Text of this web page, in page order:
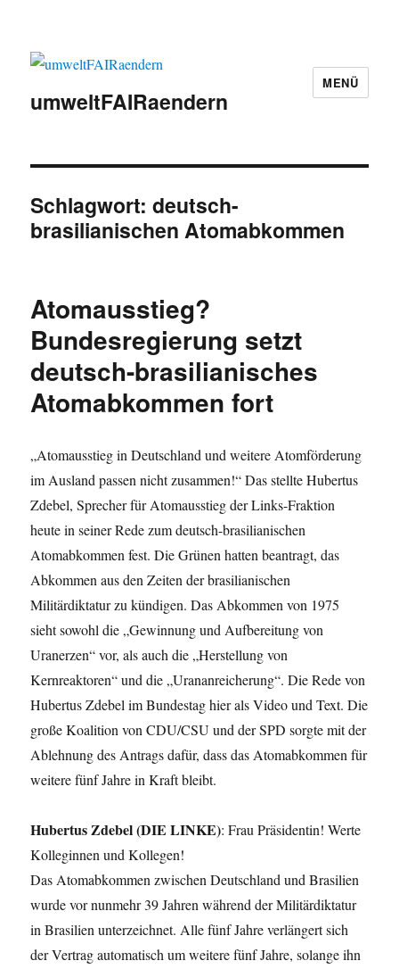
umweltFAIRaendern
MENÜ
Schlagwort:deutsch-
brasilianischen Atomabkommen
Atomausstieg?
Bundesregierung setzt
deutsch-brasilianisches
Atomabkommen fort
„Atomausstieg in Deutschland und weitere Atomförderung
im Ausland passen nicht zusammen!“ Das stellte Hubertus
Zdebel, Sprecher für Atomausstieg der Links-Fraktion
heute in seiner Rede zum deutsch-brasilianischen
Atomabkommen fest. Die Grünen hatten beantragt, das
Abkommen aus den Zeiten der brasilianischen
Militärdiktatur zu kündigen. Das Abkommen von 1975
sieht sowohl die „Gewinnung und Aufbereitung von
Uranerzen“ vor, als auch die „Herstellung von
Kernreaktoren“ und die „Urananreicherung“. Die Rede von
Hubertus Zdebel im Bundestag hier als Video und Text. Die
große Koalition von CDU/CSU und der SPD sorgte mit der
Ablehnung des Antrags dafür, dass das Atomabkommen für
weitere fünf Jahre in Kraft bleibt.
Hubertus Zdebel (DIE LINKE): Frau Präsidentin! Werte
Kolleginnen und Kollegen!
Das Atomabkommen zwischen Deutschland und Brasilien
wurde vor nunmehr 39 Jahren während der Militärdiktatur
in Brasilien unterzeichnet. Alle fünf Jahre verlängert sich
der Vertrag automatisch um weitere fünf Jahre, solange ihn